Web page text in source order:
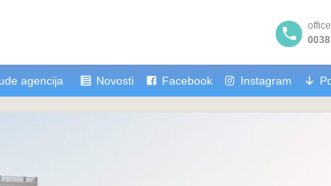
agencija Novosti Facebook Instagram